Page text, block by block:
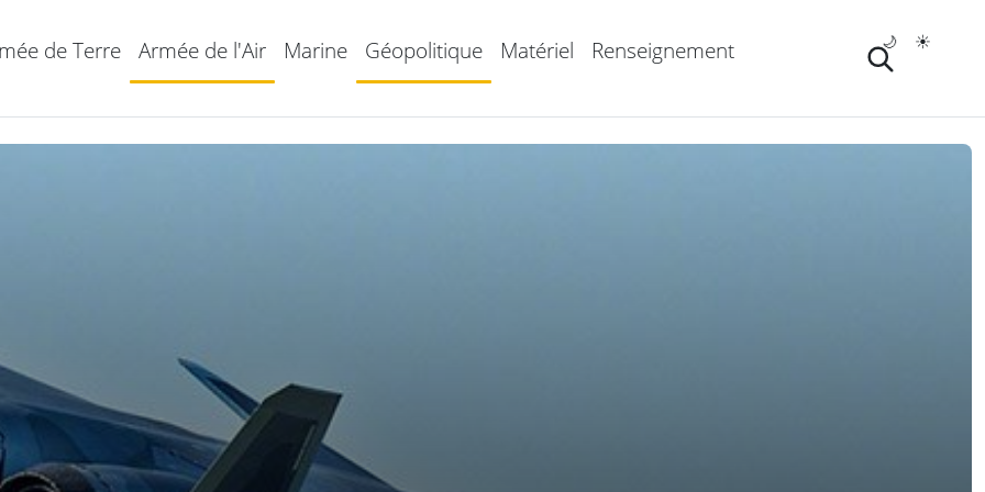
de Terre Armée de l'Air Marine Géopolitique Matériel Renseignement ☀️
🌙